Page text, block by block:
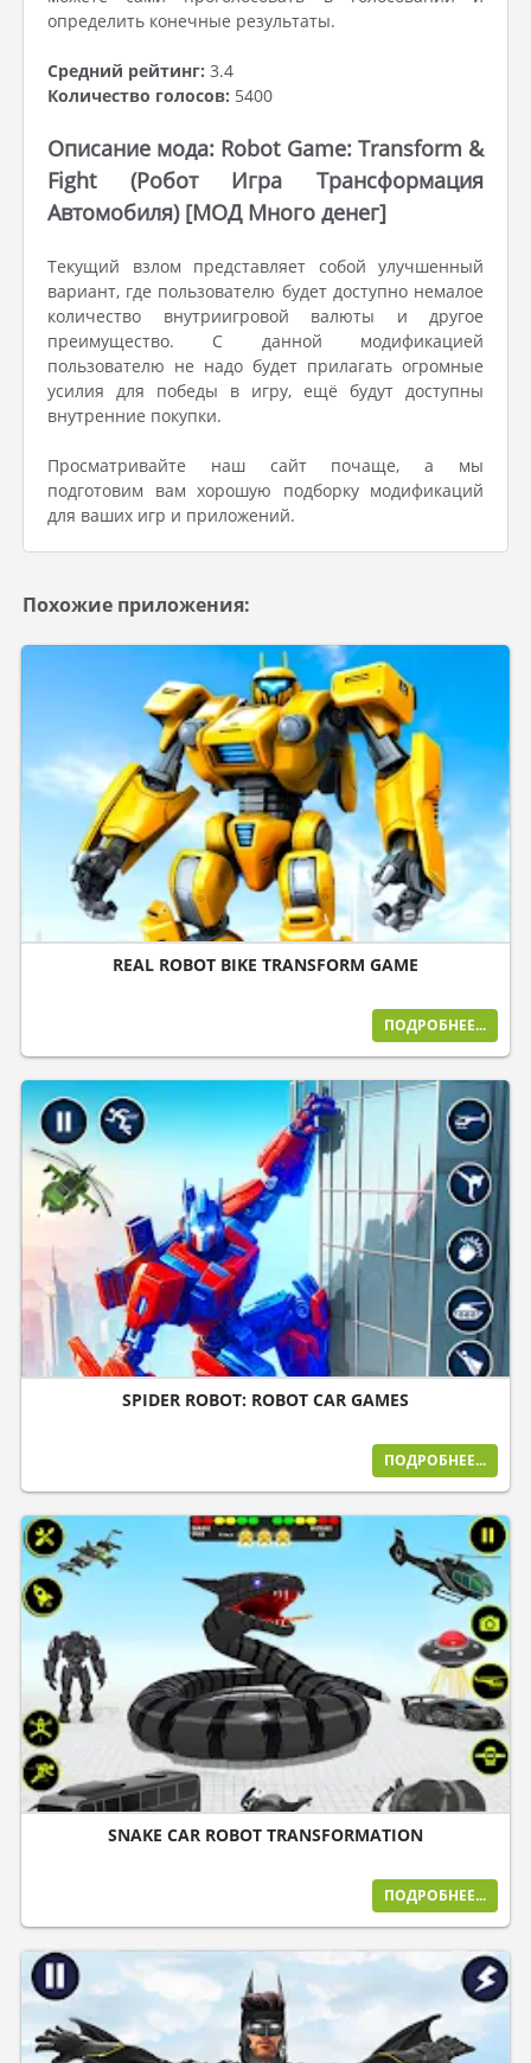
определить конечные результаты.
Средний рейтинг: 3.4
Количество голосов: 5400
Описание мода: Robot Game: Transform &
Fight (Робот Игра Трансформация
Автомобиля) [МОД Много денег]
Текущий взлом представляет собой улучшенный
вариант, где пользователю будет доступно немалое
количество внутриигровой валюты и другое
преимущество. С данной модификацией
пользователю не надо будет прилагать огромные
усилия для победы в игру, ещё будут доступны
внутренние покупки.
Просматривайте наш сайт почаще, а мы
подготовим вам хорошую подборку модификаций
для ваших игр и приложений.
Похожие приложения:
REAL ROBOT BIKE TRANSFORM GAME
ПОДРОБНЕЕ...
SPIDER ROBOT: ROBOT CAR GAMES
ПОДРОБНЕЕ...
SNAKE CAR ROBOT TRANSFORMATION
ПОДРОБНЕЕ...